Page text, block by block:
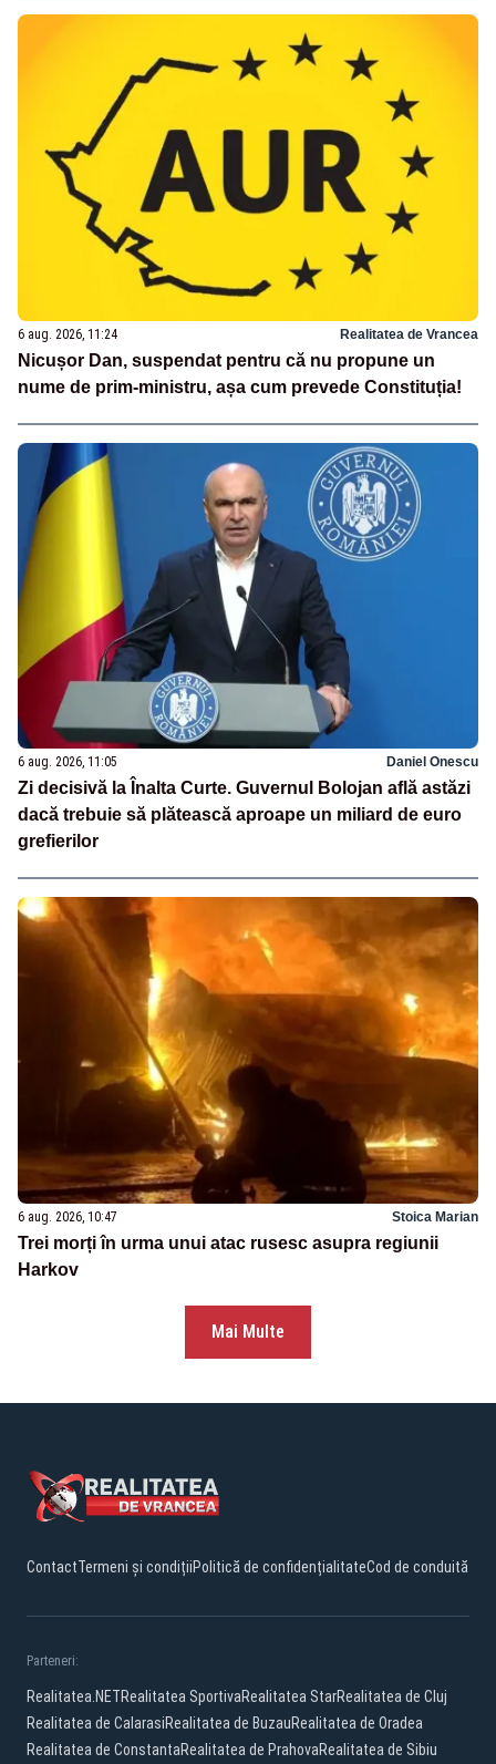
6 aug. 2026, 11:24 Realitatea de Vrancea
Nicușor Dan, suspendat pentru că nu propune un
nume de prim-ministru, așa cum prevede Constituția!
6 aug. 2026, 11:05 Daniel Onescu
Zi decisivă la Înalta Curte. Guvernul Bolojan află astăzi
dacă trebuie să plătească aproape un miliard de euro
grefierilor
6 aug. 2026, 10:47 Stoica Marian
Trei morți în urma unui atac rusesc asupra regiunii
Harkov
Mai Multe
ContactTermeni și condițiiPolitică de confidențialitateCod de conduită
Parteneri:
Realitatea.NETRealitatea SportivaRealitatea StarRealitatea de Cluj
Realitatea de CalarasiRealitatea de BuzauRealitatea de Oradea
Realitatea de ConstantaRealitatea de PrahovaRealitatea de Sibiu